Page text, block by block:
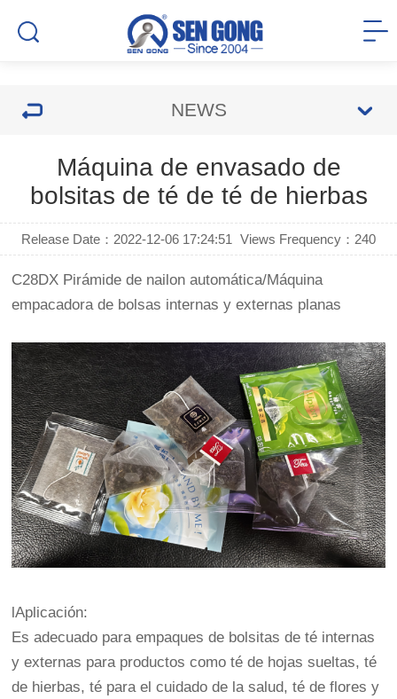
NEWS
Máquina de envasado de
bolsitas de té de té de hierbas
Release Date：2022-12-06 17:24:51 Views Frequency： 240
C28DX Pirámide de nailon automática/Máquina
empacadora de bolsas internas y externas planas
lAplicación:
Es adecuado para empaques de bolsitas de té internas
y externas para productos como té de hojas sueltas, té
de hierbas, té para el cuidado de la salud, té de flores y